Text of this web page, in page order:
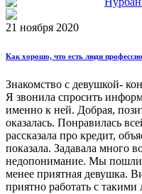
21 ноября 2020
Как хорошо, что есть люди
Знакомство с девушкой-
Я звонила спросить
именно к ней. Добрая,
оказалась. Понравилась
рассказала про кредит,
показала. Задавала много
недопонимание. Мы пошли
менее приятная девушка.
приятно работать с